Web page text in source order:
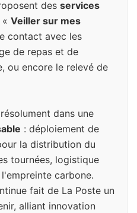
des services
Veiller sur mes
contact avec les
de repas et de
ou encore le relevé de
dans une
: déploiement de
la distribution du
tournées, logistique
carbone.
fait de La Poste un
alliant innovation